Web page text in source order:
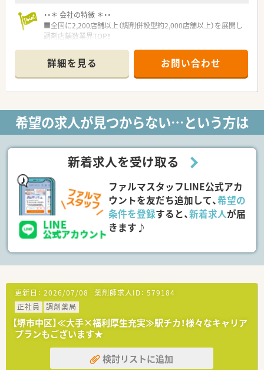
り、役職の垣根を超えて「仲間」として高め合える雰囲気があり
ます。
・・＊ 会社の特徴 ＊・・
■全国に2,200店舗以上（調剤併設型約2,000店舗以上）を展開し
調剤店舗数業界TOP！
頑張り次第で高給与も可能！
■経験や勤務コースによりますが、経験の少ない方でも500万前
半スタートと業界TOP水準！
■職種や職域に合わせ、豊富な社内研修や外部組織と連携した研
■薬剤師が中心の会社だからこそ活躍できるキャリアパスが多
種多様に用意されています。
■店舗拡大に伴い、エリアマネジャーや営業部長等のマネジメン
とも可能です。
域は多種多様です。
■在宅実施店舗は年々増加しており、在宅医療へもしっかりと関
わる事ができます。
■育児休暇は3歳まで取得が可能で、時短制度は小学5年生まで
時短勤務ができるよう変更予定です。
■年間休日が120日とワークライフバランスが整っています
詳細を見る お問い合わせ
希望の求人が見つからない…という方は
新着求人を受け取る
ファルマスタッフLINE公式アカ
ウントを友だち追加して、希望の
条件を登録すると、新着求人が届
きます♪
更新日： 2026/07/08 薬剤師求人ID： 579184
正社員
調剤薬局
【堺市中区】≪大手×福利厚生充実≫駅チカ！様々なキャリア
プランもございます★
検討リストに追加